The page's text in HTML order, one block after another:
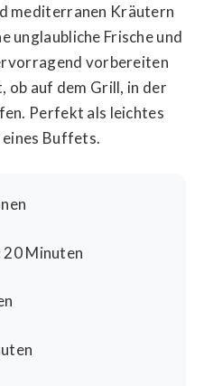
mediterranen Kräutern
unglaubliche Frische und
vorbereiten
ob auf dem Grill, in der
Perfekt als leichtes
Buffets.
20 Minuten